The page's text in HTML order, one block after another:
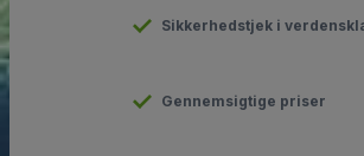
Sikkerhedstjek i
Gennemsigtige priser